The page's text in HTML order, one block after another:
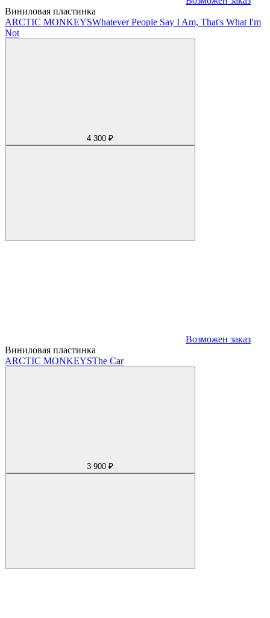
Виниловая пластинка
ARCTIC MONKEYSWhatever People Say I Am, That's What I'm
Not
4 300 ₽
Возможен заказ
Виниловая пластинка
ARCTIC MONKEYSThe Car
3 900 ₽